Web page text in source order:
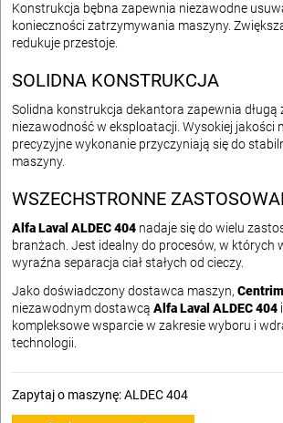
Konstrukcja bębna zapewnia niezawodne
konieczności zatrzymywania maszyny.
redukuje przestoje.
SOLIDNA KONSTRUKCJA
Solidna konstrukcja dekantora zapewnia długą
niezawodność w eksploatacji. Wysokiej jakości
precyzyjne wykonanie przyczyniają się do
maszyny.
WSZECHSTRONNE
Alfa Laval ALDEC 404 nadaje się do wielu
branżach. Jest idealny do procesów, w których
wyraźna separacja ciał stałych od cieczy.
Jako doświadczony dostawca maszyn,
niezawodnym dostawcą Alfa Laval ALDEC 404
kompleksowe wsparcie w zakresie wyboru i
technologii.
Zapytaj o maszynę: ALDEC 404